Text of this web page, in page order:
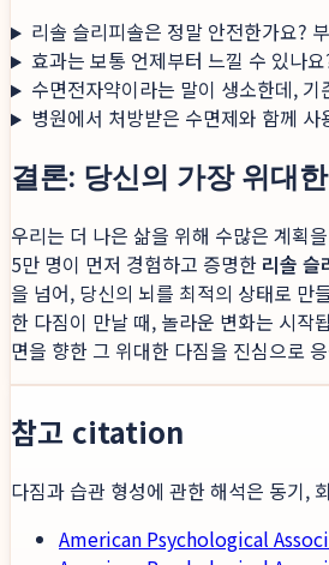
리솔 슬리피솔은 정말 안전한가요?
효과는 보통 언제부터 느낄 수 있나요
수면전자약이라는 말이 생소한데,
병원에서 처방받은 수면제와 함께 사
결론: 당신의 가장 위대
우리는 더 나은 삶을 위해 수많은 계획
5만 명이 먼저 경험하고 증명한 리솔 슬
을 넘어, 당신의 뇌를 최적의 상태로 만
한 다짐이 만날 때, 놀라운 변화는 시작
면을 향한 그 위대한 다짐을 진심으로
참고 citation
다짐과 습관 형성에 관한 해석은 동기,
American Psychological